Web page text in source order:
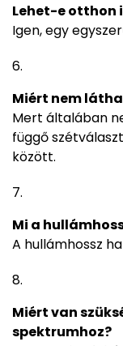
Lehet-e otthon
Igen, egy
Miért nem
Mert általában
függő
között.
Mi a
A hullámhossz
Miért van
spektrumhoz?